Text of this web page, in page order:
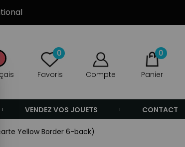
0
Favoris Compte
0
Panier
VENDEZ VOS JOUETS CONTACT
Yellow Border 6-back)